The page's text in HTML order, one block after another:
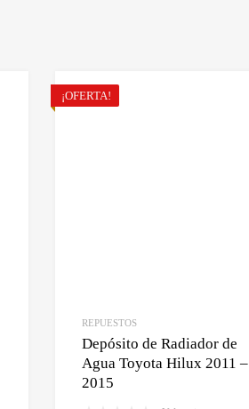
¡OFERTA!
REPUESTOS
Depósito de Radiador de
Agua Toyota Hilux 2011 –
2015